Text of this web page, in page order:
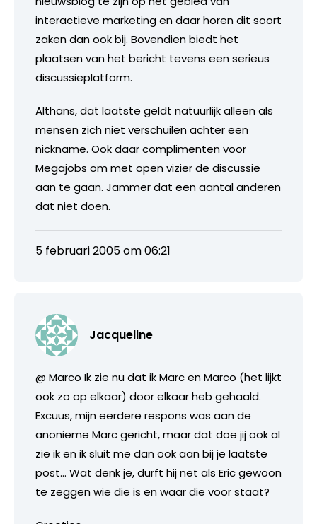
interactieve marketing en daar horen dit soort
zaken dan ook bij. Bovendien biedt het
plaatsen van het bericht tevens een serieus
discussieplatform.
Althans, dat laatste geldt natuurlijk alleen als
mensen zich niet verschuilen achter een
nickname. Ook daar complimenten voor
Megajobs om met open vizier de discussie
aan te gaan. Jammer dat een aantal anderen
dat niet doen.
5 februari 2005 om 06:21
Jacqueline
@ Marco Ik zie nu dat ik Marc en Marco (het lijkt
ook zo op elkaar) door elkaar heb gehaald.
Excuus, mijn eerdere respons was aan de
anonieme Marc gericht, maar dat doe jij ook al
zie ik en ik sluit me dan ook aan bij je laatste
post… Wat denk je, durft hij net als Eric gewoon
te zeggen wie die is en waar die voor staat?